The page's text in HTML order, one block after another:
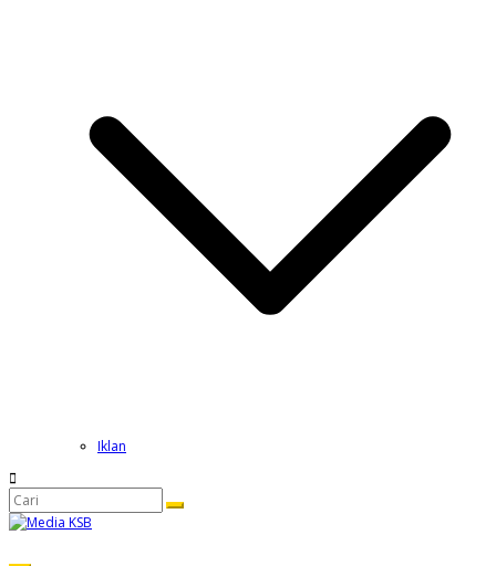
Iklan